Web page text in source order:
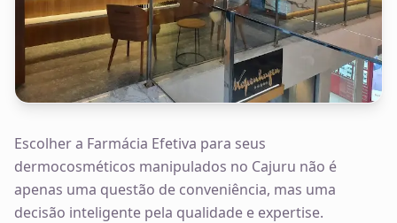
Escolher a Farmácia Efetiva para seus
dermocosméticos manipulados no Cajuru não é
apenas uma questão de conveniência, mas uma
decisão inteligente pela qualidade e expertise.